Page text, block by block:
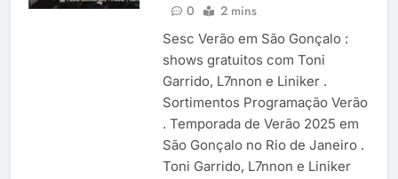
0
2 mins
Sesc Verão em São Gonçalo :
shows gratuitos com Toni
Garrido, L7nnon e Liniker .
Sortimentos Programação Verão
. Temporada de Verão 2025 em
São Gonçalo no Rio de Janeiro .
Toni Garrido, L7nnon e Liniker